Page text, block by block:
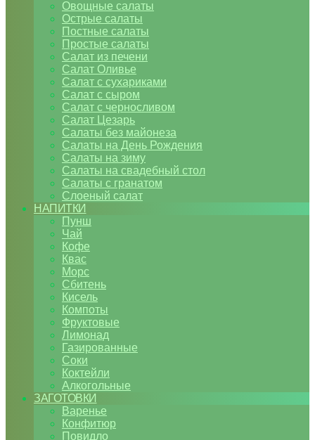
Овощные салаты
Острые салаты
Постные салаты
Простые салаты
Салат из печени
Салат Оливье
Салат с сухариками
Салат с сыром
Салат с черносливом
Салат Цезарь
Салаты без майонеза
Салаты на День Рождения
Салаты на зиму
Салаты на свадебный стол
Салаты с гранатом
Слоеный салат
НАПИТКИ
Пунш
Чай
Кофе
Квас
Морс
Сбитень
Кисель
Компоты
Фруктовые
Лимонад
Газированные
Соки
Коктейли
Алкогольные
ЗАГОТОВКИ
Варенье
Конфитюр
Повидло